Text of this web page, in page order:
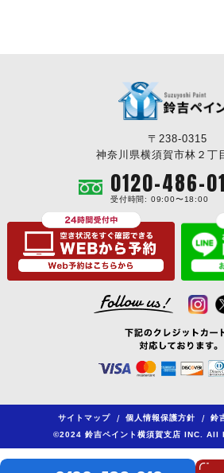
〒238-0315
神奈川県横須賀市林２丁
0120-486-
受付時間: 09:00〜18:00
サイトマップ / 個人情報保護方針 /
鈴
©2024 鈴吉ペイント横須賀支店 INC.